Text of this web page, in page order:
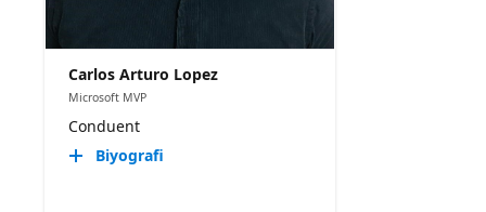
Carlos Arturo Lopez
Microsoft MVP
Conduent
Biyografi